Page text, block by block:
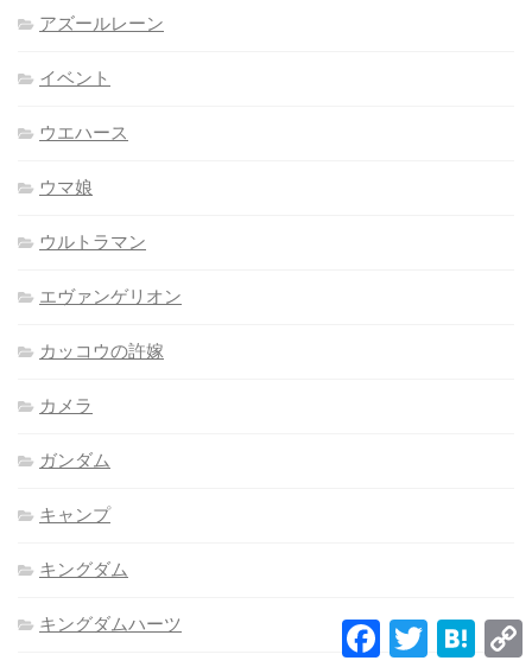
アズールレーン
イベント
ウエハース
ウマ娘
ウルトラマン
エヴァンゲリオン
カッコウの許嫁
カメラ
ガンダム
キャンプ
キングダム
キングダムハーツ FacebookTwitter Hatena